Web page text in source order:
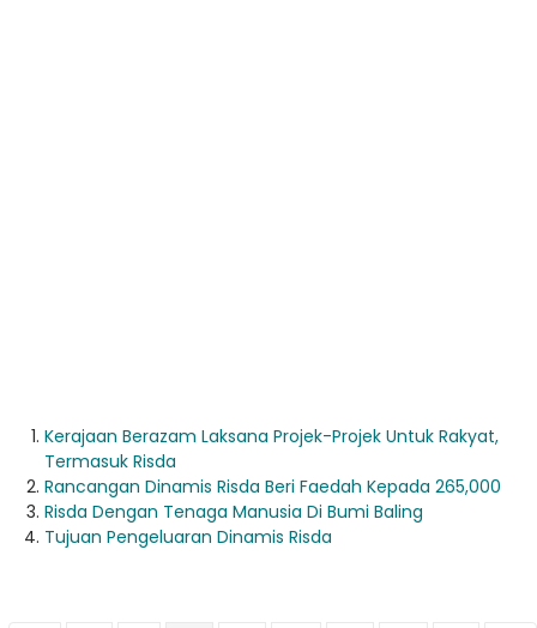
Kerajaan Berazam Laksana Projek-Projek Untuk Rakyat,
Termasuk Risda
Rancangan Dinamis Risda Beri Faedah Kepada 265,000
Risda Dengan Tenaga Manusia Di Bumi Baling
Tujuan Pengeluaran Dinamis Risda